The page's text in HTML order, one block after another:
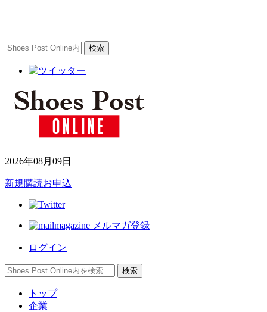
2026年08月09日
新規購読お申込
メルマガ登録
ログイン
トップ
企業